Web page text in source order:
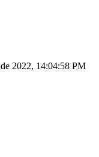
2022, 14:04:58 PM